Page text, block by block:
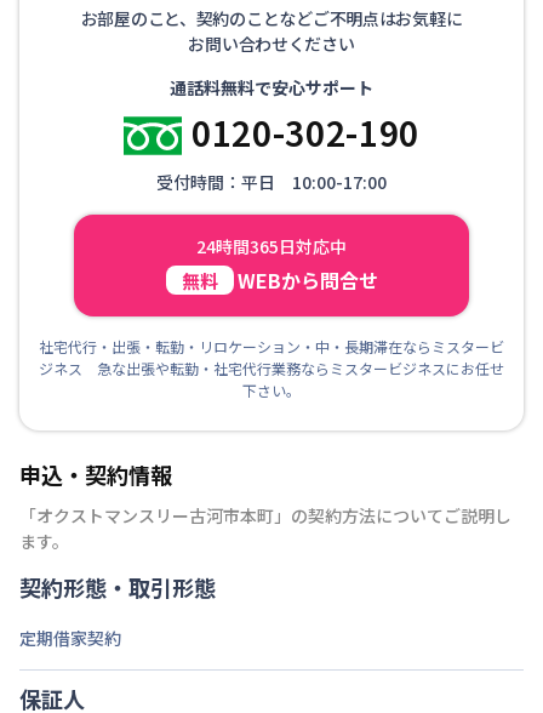
お部屋のこと、契約のことなどご不明点はお気軽に
お問い合わせください
通話料無料で安心サポート
0120-302-190
受付時間：平日 10:00-17:00
24時間365日対応中
無料 WEBから問合せ
社宅代行・出張・転勤・リロケーション・中・長期滞在ならミスタービ
ジネス 急な出張や転勤・社宅代行業務ならミスタービジネスにお任せ
下さい。
申込・契約情報
「オクストマンスリー古河市本町 」の契約方法についてご説明し
ます。
契約形態・取引形態
定期借家契約
保証人